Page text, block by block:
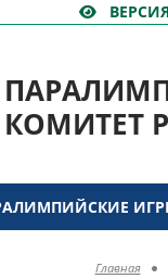
КОМИТЕТ
Главная